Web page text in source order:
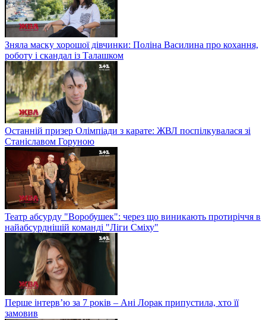
Зняла маску хорошої дівчинки: Поліна Василина про кохання,
роботу і скандал із Талашком
Останній призер Олімпіади з карате: ЖВЛ поспілкувалася зі
Станіславом Горуною
Театр абсурду "Воробушек": через що виникають протиріччя в
найабсурднішій команді "Ліги Сміху"
Перше інтерв’ю за 7 років – Ані Лорак припустила, хто її
замовив